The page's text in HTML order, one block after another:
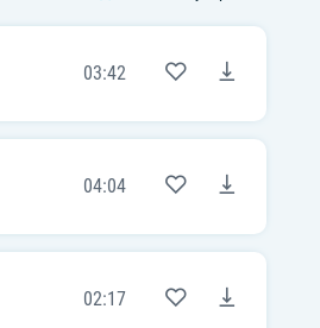
03:42
04:04
02:17